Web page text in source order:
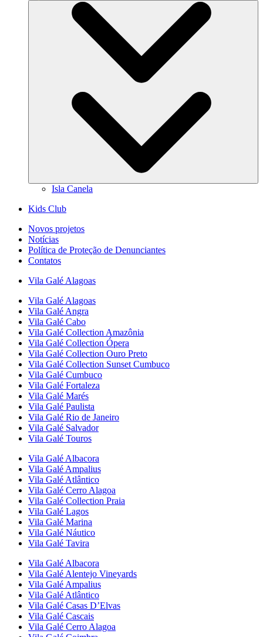
Isla Canela
Kids Club
Novos projetos
Notícias
Política de Proteção de Denunciantes
Contatos
Vila Galé Alagoas
Vila Galé Alagoas
Vila Galé Angra
Vila Galé Cabo
Vila Galé Collection Amazônia
Vila Galé Collection Ópera
Vila Galé Collection Ouro Preto
Vila Galé Collection Sunset Cumbuco
Vila Galé Cumbuco
Vila Galé Fortaleza
Vila Galé Marés
Vila Galé Paulista
Vila Galé Rio de Janeiro
Vila Galé Salvador
Vila Galé Touros
Vila Galé Albacora
Vila Galé Ampalius
Vila Galé Atlântico
Vila Galé Cerro Alagoa
Vila Galé Collection Praia
Vila Galé Lagos
Vila Galé Marina
Vila Galé Náutico
Vila Galé Tavira
Vila Galé Albacora
Vila Galé Alentejo Vineyards
Vila Galé Ampalius
Vila Galé Atlântico
Vila Galé Casas D’Elvas
Vila Galé Cascais
Vila Galé Cerro Alagoa